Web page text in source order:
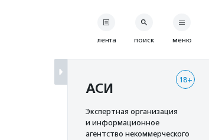
лента поиск меню
18+
АСИ
Экспертная организация
и информационное
агентство некоммерческого